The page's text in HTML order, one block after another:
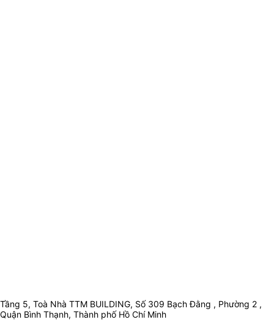
Tầng 5, Toà Nhà TTM BUILDING, Số 309 Bạch Đằng , Phường 2 ,
Quận Bình Thạnh, Thành phố Hồ Chí Minh